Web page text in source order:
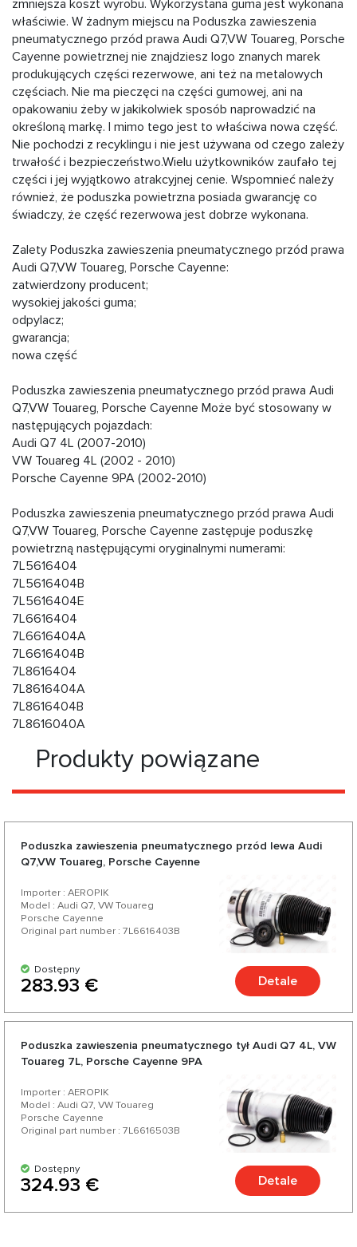
zmniejsza koszt wyrobu. Wykorzystana guma jest wykonana
właściwie. W żadnym miejscu na Poduszka zawieszenia
pneumatycznego przód prawa Audi Q7,VW Touareg, Porsche
Cayenne powietrznej nie znajdziesz logo znanych marek
produkujących części rezerwowe, ani też na metalowych
częściach. Nie ma pieczęci na części gumowej, ani na
opakowaniu żeby w jakikolwiek sposób naprowadzić na
określoną markę. I mimo tego jest to właściwa nowa część.
Nie pochodzi z recyklingu i nie jest używana od czego zależy
trwałość i bezpieczeństwo.Wielu użytkowników zaufało tej
części i jej wyjątkowo atrakcyjnej cenie. Wspomnieć należy
również, że poduszka powietrzna posiada gwarancję co
świadczy, że część rezerwowa jest dobrze wykonana.
Zalety Poduszka zawieszenia pneumatycznego przód prawa
Audi Q7,VW Touareg, Porsche Cayenne:
zatwierdzony producent;
wysokiej jakości guma;
odpylacz;
gwarancja;
nowa część
Poduszka zawieszenia pneumatycznego przód prawa Audi
Q7,VW Touareg, Porsche Cayenne Może być stosowany w
następujących pojazdach:
Audi Q7 4L (2007-2010)
VW Touareg 4L (2002 - 2010)
Porsche Cayenne 9PA (2002-2010)
Poduszka zawieszenia pneumatycznego przód prawa Audi
Q7,VW Touareg, Porsche Cayenne zastępuje poduszkę
powietrzną następującymi oryginalnymi numerami:
7L5616404
7L5616404B
7L5616404E
7L6616404
7L6616404A
7L6616404B
7L8616404
7L8616404A
7L8616404B
7L8616040A
Produkty powiązane
Poduszka zawieszenia pneumatycznego przód lewa Audi
Q7,VW Touareg, Porsche Cayenne
Importer : AEROPIK
Model : Audi Q7, VW Touareg
Porsche Cayenne
Original part number : 7L6616403B
Dostępny
283.93 € Detale
Poduszka zawieszenia pneumatycznego tył Audi Q7 4L, VW
Touareg 7L, Porsche Cayenne 9PA
Importer : AEROPIK
Model : Audi Q7, VW Touareg
Porsche Cayenne
Original part number : 7L6616503B
Dostępny
324.93 € Detale